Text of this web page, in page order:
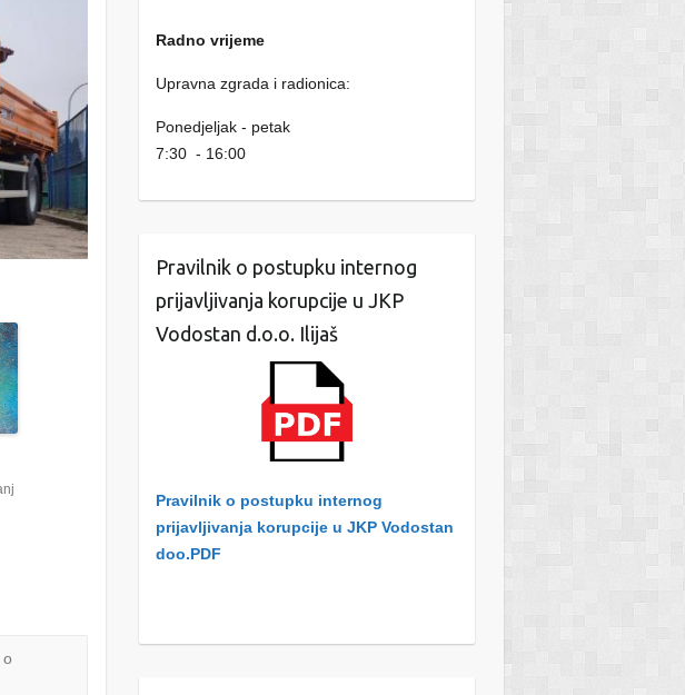
Radno vrijeme
Upravna zgrada i radionica:
Ponedjeljak - petak
7:30 - 16:00
Pravilnik o postupku internog
prijavljivanja korupcije u JKP
Vodostan d.o.o. Ilijaš
Pravilnik o postupku internog
prijavljivanja korupcije u JKP Vodostan
doo.PDF